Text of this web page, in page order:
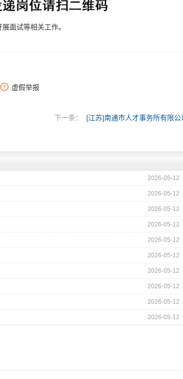
面试等相关工作。
虚假举报
下一条： [江苏]南通市人才事务所有限公
2026-05-12
2026-05-12
2026-05-12
2026-05-12
2026-05-12
2026-05-12
2026-05-12
2026-05-12
2026-05-12
2026-05-12